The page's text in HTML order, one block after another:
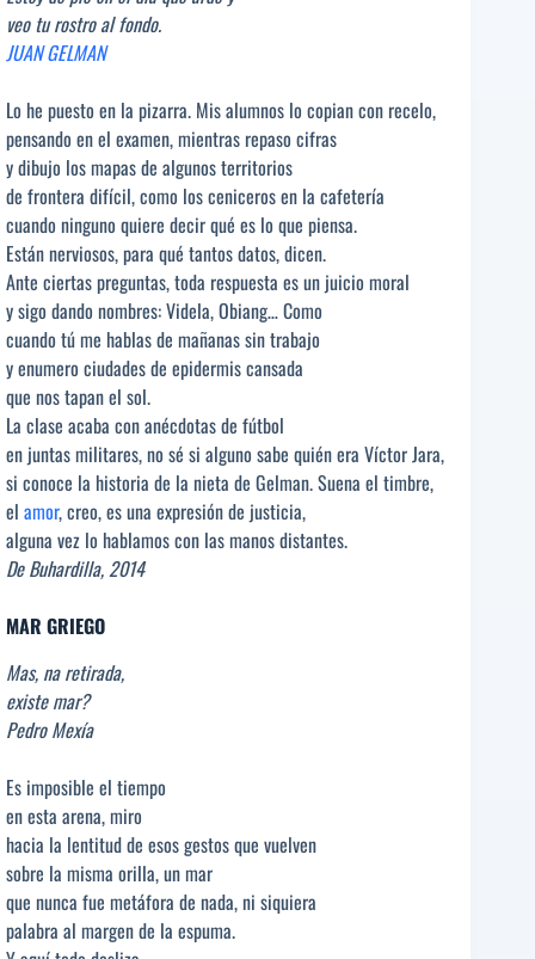
veo tu rostro al fondo.
JUAN GELMAN
Lo he puesto en la pizarra. Mis alumnos lo copian con recelo,
pensando en el examen, mientras repaso cifras
y dibujo los mapas de algunos territorios
de frontera difícil, como los ceniceros en la cafetería
cuando ninguno quiere decir qué es lo que piensa.
Están nerviosos, para qué tantos datos, dicen.
Ante ciertas preguntas, toda respuesta es un juicio moral
y sigo dando nombres: Videla, Obiang… Como
cuando tú me hablas de mañanas sin trabajo
y enumero ciudades de epidermis cansada
que nos tapan el sol.
La clase acaba con anécdotas de fútbol
en juntas militares, no sé si alguno sabe quién era Víctor Jara,
si conoce la historia de la nieta de Gelman. Suena el timbre,
el amor, creo, es una expresión de justicia,
alguna vez lo hablamos con las manos distantes.
De Buhardilla, 2014
MAR GRIEGO
Mas, na retirada,
existe mar?
Pedro Mexía
Es imposible el tiempo
en esta arena, miro
hacia la lentitud de esos gestos que vuelven
sobre la misma orilla, un mar
que nunca fue metáfora de nada, ni siquiera
palabra al margen de la espuma.